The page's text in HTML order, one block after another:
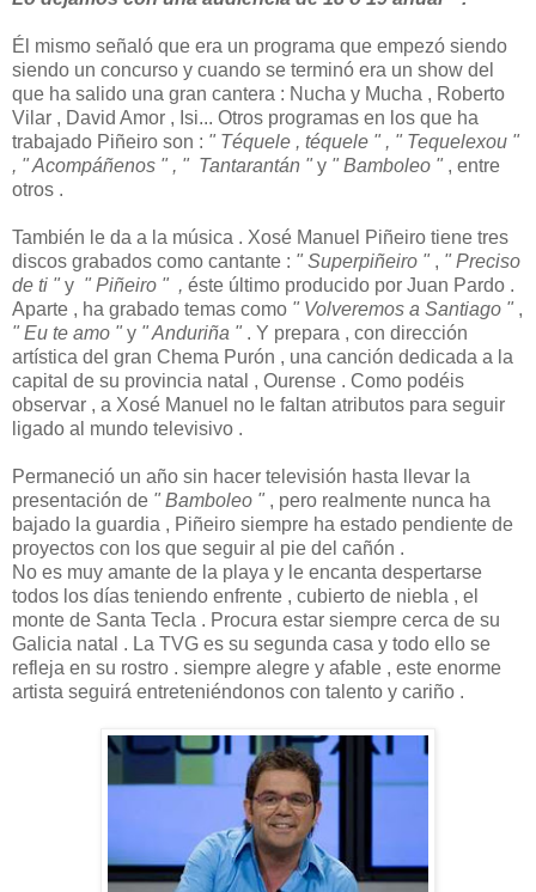
Él mismo señaló que era un programa que empezó siendo
siendo un concurso y cuando se terminó era un show del
que ha salido una gran cantera : Nucha y Mucha , Roberto
Vilar , David Amor , Isi... Otros programas en los que ha
trabajado Piñeiro son : " Téquele , téquele " , " Tequelexou "
, " Acompáñenos " , " Tantarantán " y " Bamboleo " , entre
otros .
También le da a la música . Xosé Manuel Piñeiro tiene tres
discos grabados como cantante : " Superpiñeiro " , " Preciso
de ti " y " Piñeiro " , éste último producido por Juan Pardo .
Aparte , ha grabado temas como " Volveremos a Santiago " ,
" Eu te amo " y " Anduriña " . Y prepara , con dirección
artística del gran Chema Purón , una canción dedicada a la
capital de su provincia natal , Ourense . Como podéis
observar , a Xosé Manuel no le faltan atributos para seguir
ligado al mundo televisivo .
Permaneció un año sin hacer televisión hasta llevar la
presentación de " Bamboleo " , pero realmente nunca ha
bajado la guardia , Piñeiro siempre ha estado pendiente de
proyectos con los que seguir al pie del cañón .
No es muy amante de la playa y le encanta despertarse
todos los días teniendo enfrente , cubierto de niebla , el
monte de Santa Tecla . Procura estar siempre cerca de su
Galicia natal . La TVG es su segunda casa y todo ello se
refleja en su rostro . siempre alegre y afable , este enorme
artista seguirá entreteniéndonos con talento y cariño .